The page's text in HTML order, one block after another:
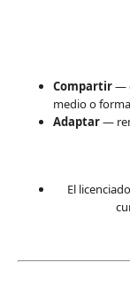
Compartir—
medio o
Adaptar—
El